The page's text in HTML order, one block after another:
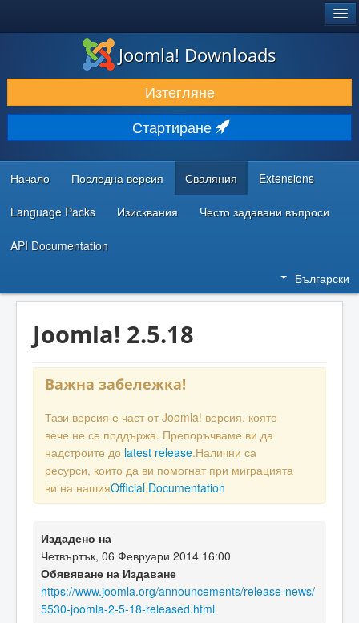
ИЗТЕГЛЯНЕ & РАЗШИРЯВАНЕ
ОТКРИВАЙТЕ & УЧЕТЕ
ОБЩНОСТ & ПОДДРЪЖКА
РЕСУРСИ ЗА РАЗРАБОТКА
Joomla! Downloads
Изтегляне
Стартиране
Начало Последна версия Сваляния Extensions
Language Packs Изисквания Често задавани въпроси
API Documentation
Български
Joomla! 2.5.18
Важна забележка!
Тази версия е част от Joomla! версия, която
вече не се поддържа. Препоръчваме ви да
надстроите до latest release.Налични са
ресурси, които да ви помогнат при миграцията
ви на нашияOfficial Documentation
Издадено на
Четвъртък, 06 Февруари 2014 16:00
Обявяване на Издаване
https://www.joomla.org/announcements/release-news/
5530-joomla-2-5-18-released.html